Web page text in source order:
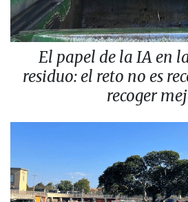
El papel de la IA en
residuo: el reto no es
recoger